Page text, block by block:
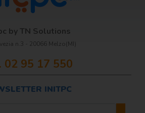
by TN Solutions
n.3 - 20066 Melzo(MI)
02 95 17 550
INITPC